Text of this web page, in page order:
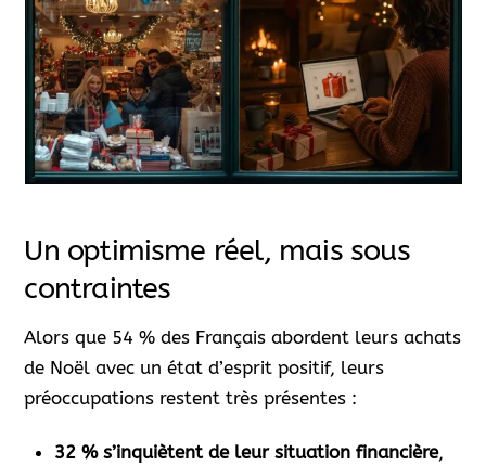
Un optimisme réel, mais sous
contraintes
Alors que 54 % des Français abordent leurs achats
de Noël avec un état d’esprit positif, leurs
préoccupations restent très présentes :
32 % s’inquiètent de leur situation financière,